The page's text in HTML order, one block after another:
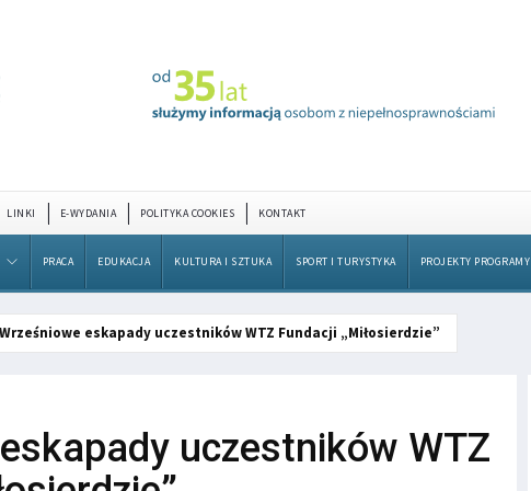
LINKI E-WYDANIA POLITYKA COOKIES KONTAKT
PRACA EDUKACJA KULTURA I SZTUKA SPORT I TURYSTYKA PROJEKTY PROGRAMY
Wrześniowe eskapady uczestników WTZ Fundacji „Miłosierdzie”
uczestników WTZ